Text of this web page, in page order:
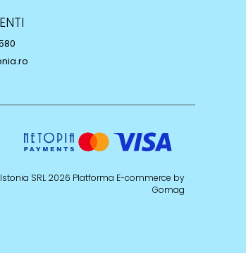
SRL 2026 Platforma E-commerce by
Gomag